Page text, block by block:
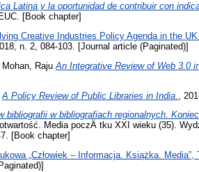
Latina y la oportunidad de contribuir con
[Book chapter]
Creative Industries Policy Agenda in the
n. 2, 084-103. [Journal article (Paginated)]
Raju An Integrative Review of Web 3.0
A Policy Review of Public Libraries in India.
,
bibliografii w bibliografiach regionalnych.
Media poczÄ tku XXI wieku (35).
[Book chapter]
„Człowiek – Informacja. Książka. Media”,